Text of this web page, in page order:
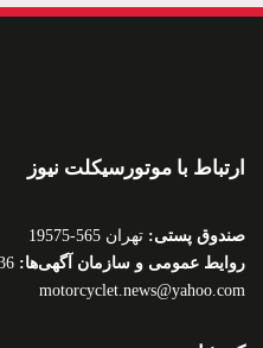
ارتباط با موتورسیکلت نیوز
صندوق پستی: تهران 565-19575
روایط عمومی و سازمان آگهی‌ها:
motorcyclet.news@yahoo.com